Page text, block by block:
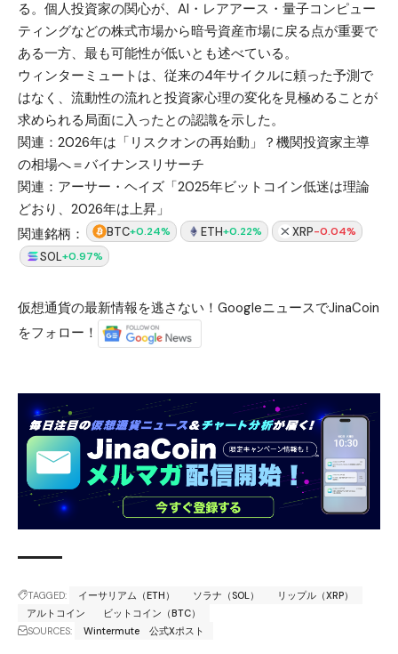
る。個人投資家の関心が、AI・レアアース・量子コンピュー
ティングなどの株式市場から暗号資産市場に戻る点が重要で
ある一方、最も可能性が低いとも述べている。
ウィンターミュートは、従来の4年サイクルに頼った予測で
はなく、流動性の流れと投資家心理の変化を見極めることが
求められる局面に入ったとの認識を示した。
関連： 2026年は「リスクオンの再始動」？機関投資家主導
の相場へ＝バイナンスリサーチ
関連： アーサー・ヘイズ「2025年ビットコイン低迷は理論
どおり、2026年は上昇」
関連銘柄：
BTC+0.24% ETH+0.22% XRP-0.04%
SOL+0.97%
仮想通貨の最新情報を逃さない！GoogleニュースでJinaCoin
をフォロー！
TAGGED: イーサリアム（ETH） ソラナ（SOL）
リップル（XRP）
アルトコイン
ビットコイン（BTC）
SOURCES:
Wintermute 公式Xポスト